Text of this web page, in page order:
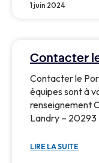
1 juin 2024
Contacter
Contacter le
équipes sont à
renseignement
Landry –
LIRE LA SUITE